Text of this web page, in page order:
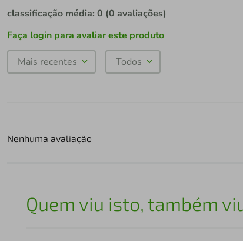
classificação média: 0 (0 avaliações)
Faça login para avaliar este produto
Mais recentes Todos
Nenhuma avaliação
Quem viu isto, também